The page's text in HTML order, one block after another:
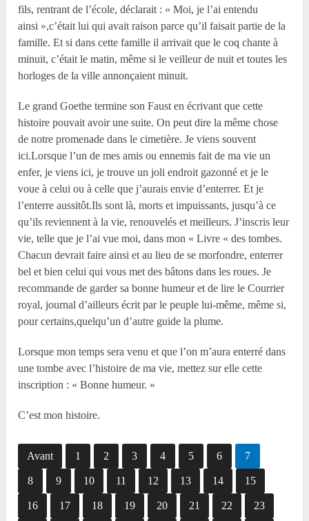
fils, rentrant de l’école, déclarait : « Moi, je l’ai entendu
ainsi »,c’était lui qui avait raison parce qu’il faisait partie de la
famille. Et si dans cette famille il arrivait que le coq chante à
minuit, c’était le matin, même si le veilleur de nuit et toutes les
horloges de la ville annonçaient minuit.
Le grand Goethe termine son Faust en écrivant que cette
histoire pouvait avoir une suite. On peut dire la même chose
de notre promenade dans le cimetière. Je viens souvent
ici.Lorsque l’un de mes amis ou ennemis fait de ma vie un
enfer, je viens ici, je trouve un joli endroit gazonné et je le
voue à celui ou à celle que j’aurais envie d’enterrer. Et je
l’enterre aussitôt.Ils sont là, morts et impuissants, jusqu’à ce
qu’ils reviennent à la vie, renouvelés et meilleurs. J’inscris leur
vie, telle que je l’ai vue moi, dans mon « Livre « des tombes.
Chacun devrait faire ainsi et au lieu de se morfondre, enterrer
bel et bien celui qui vous met des bâtons dans les roues. Je
recommande de garder sa bonne humeur et de lire le Courrier
royal, journal d’ailleurs écrit par le peuple lui-même, même si,
pour certains,quelqu’un d’autre guide la plume.
Lorsque mon temps sera venu et que l’on m’aura enterré dans
une tombe avec l’histoire de ma vie, mettez sur elle cette
inscription : « Bonne humeur. »
C’est mon histoire.
Avant 1 2 3 4 5 6 7
8 9 10 11 12 13 14 15
16 17 18 19 20 21 22 23